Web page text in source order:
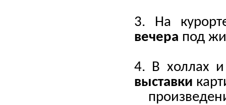
3. На
вечера под
4. В холлах и
выставки